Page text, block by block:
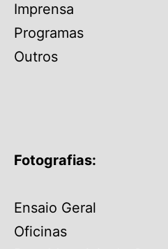
Imprensa
Programas
Outros
Fotografias:
Ensaio Geral
Oficinas